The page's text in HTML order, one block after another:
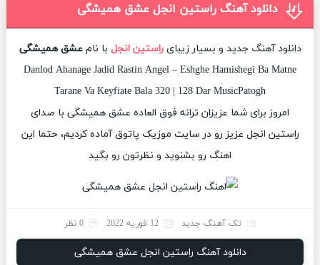
دانلود آهنگ راستین انجل عشق همیشگی
دانلود آهنگ جدید و بسیار زیبایراستین انجل با نامعشق همیشگی
Danlod Ahanage Jadid Rastin Angel – Eshghe Hamishegi Ba Matne
Tarane Va Keyfiate Bala 320 | 128 Dar MusicPatogh
امروز برای شما عزیزان ترانه فوق العاده عشق همیشگی با صدای
راستین انجل عزیز رو در سایت موزیک پاتوق آماده کردیم، حتما این
اهنگ رو بشنوید و نظرتون رو بگید
تک آهنگ جدید 12 فوریه 2022 0 نظر
دانلود آهنگ راستین انجل عشق همیشگی